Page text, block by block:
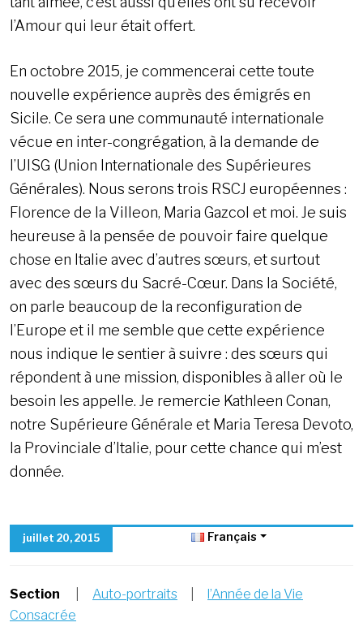
l’Amour qui leur était offert.
En octobre 2015, je commencerai cette toute
nouvelle expérience auprès des émigrés en
Sicile. Ce sera une communauté internationale
vécue en inter-congrégation, à la demande de
l’UISG (Union Internationale des Supérieures
Générales). Nous serons trois RSCJ européennes :
Florence de la Villeon, Maria Gazcol et moi. Je suis
heureuse à la pensée de pouvoir faire quelque
chose en Italie avec d’autres sœurs, et surtout
avec des sœurs du Sacré-Cœur. Dans la Société,
on parle beaucoup de la reconfiguration de
l’Europe et il me semble que cette expérience
nous indique le sentier à suivre : des sœurs qui
répondent à une mission, disponibles à aller où le
besoin les appelle. Je remercie Kathleen Conan,
notre Supérieure Générale et Maria Teresa Devoto,
la Provinciale d’Italie, pour cette chance qui m’est
donnée.
juillet 20, 2015 Français
Section Auto-portraits
l’Année de la Vie
Consacrée